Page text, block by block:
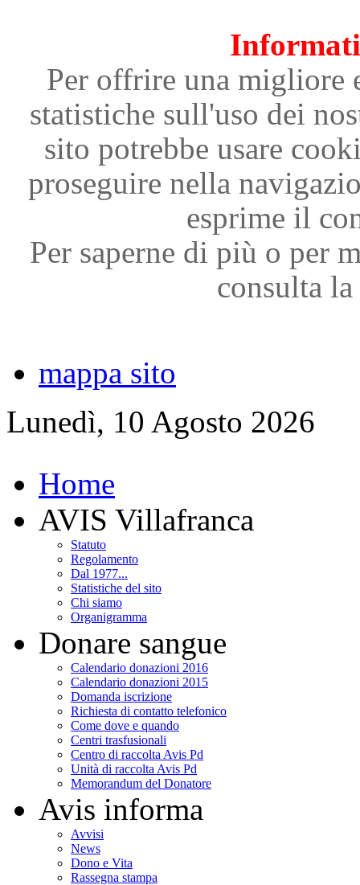
Per offrire una migliore
statistiche sull'uso dei
sito potrebbe usare
proseguire nella
esprime il
Per saperne di più o per
consulta
mappa sito
Lunedì, 10 Agosto 2026
Home
AVIS Villafranca
Statuto
Regolamento
Dal 1977...
Statistiche del sito
Chi siamo
Organigramma
Donare sangue
Calendario donazioni 2016
Calendario donazioni 2015
Domanda iscrizione
Richiesta di contatto telefonico
Come dove e quando
Centri trasfusionali
Centro di raccolta Avis Pd
Unità di raccolta Avis Pd
Memorandum del Donatore
Avis informa
Avvisi
News
Dono e Vita
Rassegna stampa